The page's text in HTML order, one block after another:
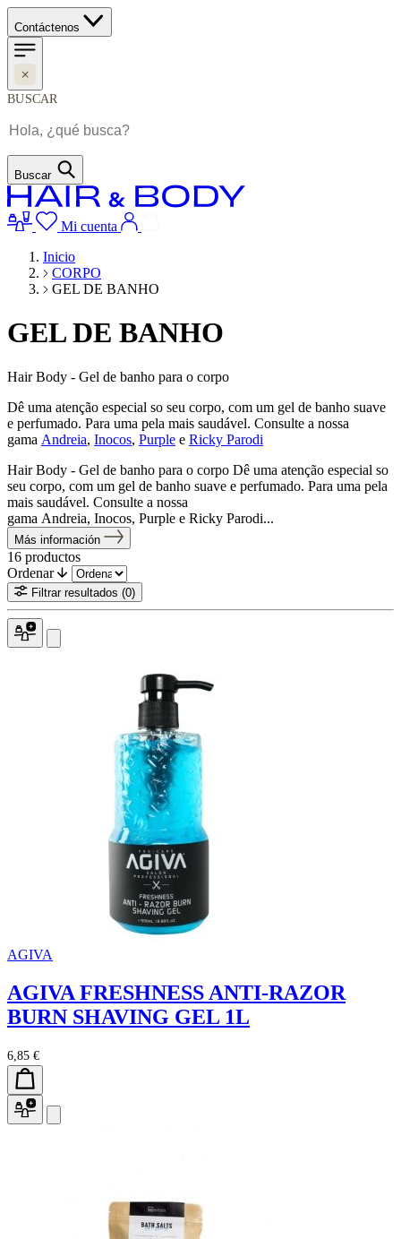
Contáctenos
BUSCAR
Buscar
Mi cuenta
Inicio
CORPO
GEL DE BANHO
GEL DE BANHO
Hair Body - Gel de banho para o corpo
Dê uma atenção especial so seu corpo, com um gel de banho suave
e perfumado. Para uma pela mais saudável. Consulte a nossa
gama Andreia, Inocos, Purple e Ricky Parodi
Hair Body - Gel de banho para o corpo Dê uma atenção especial so
seu corpo, com um gel de banho suave e perfumado. Para uma pela
mais saudável. Consulte a nossa
gama Andreia, Inocos, Purple e Ricky Parodi...
Más información
16 productos
Ordenar
Filtrar resultados (0)
AGIVA
AGIVA FRESHNESS ANTI-RAZOR
BURN SHAVING GEL 1L
6,85 €